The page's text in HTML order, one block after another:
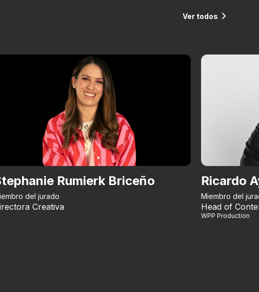
Ver todos
Rumierk Briceño
del jurado
Creativa
Ricardo
Miembro del
Head of
WPP Production